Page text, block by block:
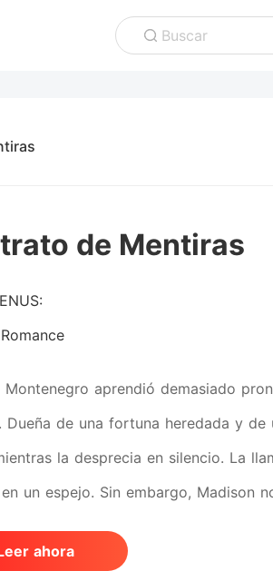
Buscar
de Mentiras
Romance
Montenegro aprendió demasiado
Dueña de una fortuna heredada y
la desprecia en silencio. La
un espejo. Sin embargo, Madison
un mundo de mentiras- la ha
no necesita esconderse ni ser quien
ahora